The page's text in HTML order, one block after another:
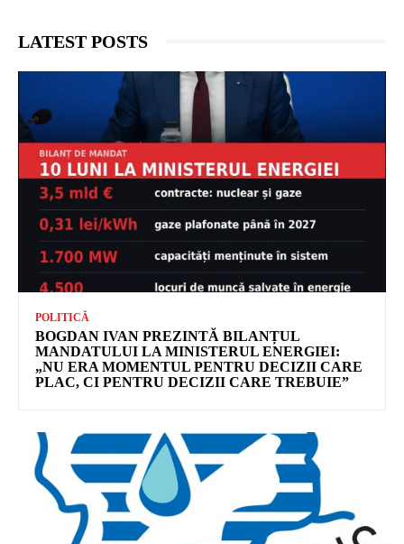
LATEST POSTS
POLITICĂ
BOGDAN IVAN PREZINTĂ BILANȚUL
MANDATULUI LA MINISTERUL ENERGIEI:
„NU ERA MOMENTUL PENTRU DECIZII CARE
PLAC, CI PENTRU DECIZII CARE TREBUIE”